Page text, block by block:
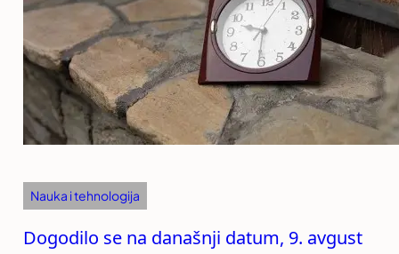
Nauka i tehnologija
Dogodilo se na današnji datum, 9. avgust